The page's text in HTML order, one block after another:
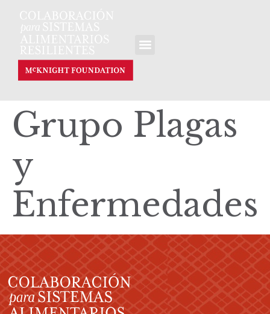
Grupo Plagas
y
Enfermedades